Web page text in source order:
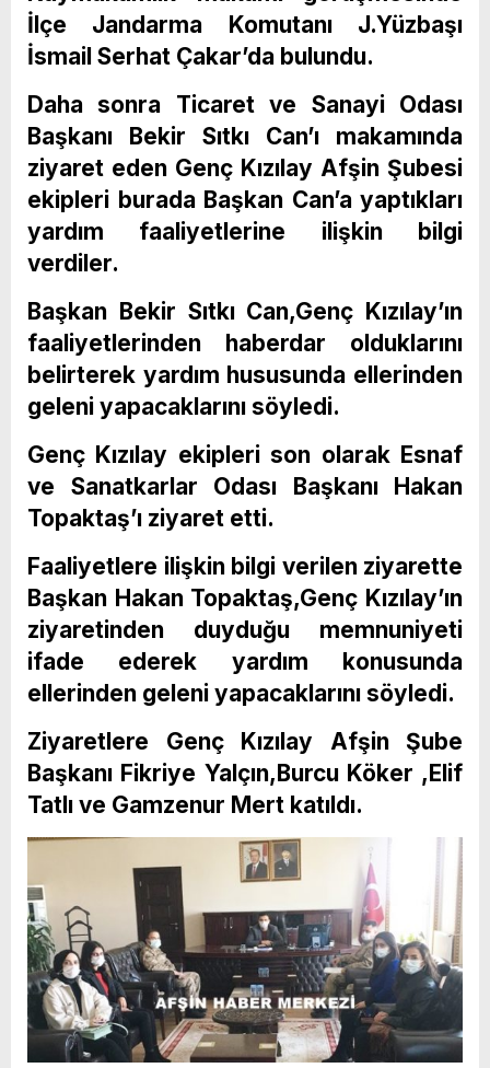
İlçe Jandarma Komutanı J.Yüzbaşı
İsmail Serhat Çakar’da bulundu.
Daha sonra Ticaret ve Sanayi Odası
Başkanı Bekir Sıtkı Can’ı makamında
ziyaret eden Genç Kızılay Afşin Şubesi
ekipleri burada Başkan Can’a yaptıkları
yardım faaliyetlerine ilişkin bilgi
verdiler.
Başkan Bekir Sıtkı Can,Genç Kızılay’ın
faaliyetlerinden haberdar olduklarını
belirterek yardım hususunda ellerinden
geleni yapacaklarını söyledi.
Genç Kızılay ekipleri son olarak Esnaf
ve Sanatkarlar Odası Başkanı Hakan
Topaktaş’ı ziyaret etti.
Faaliyetlere ilişkin bilgi verilen ziyarette
Başkan Hakan Topaktaş,Genç Kızılay’ın
ziyaretinden duyduğu memnuniyeti
ifade ederek yardım konusunda
ellerinden geleni yapacaklarını söyledi.
Ziyaretlere Genç Kızılay Afşin Şube
Başkanı Fikriye Yalçın,Burcu Köker ,Elif
Tatlı ve Gamzenur Mert katıldı.